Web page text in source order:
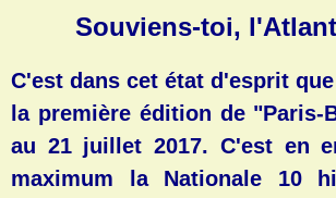
Souviens-toi,
C'est dans cet état d'esprit
la première édition de "Paris-
au 21 juillet 2017. C'est en
maximum la Nationale 10